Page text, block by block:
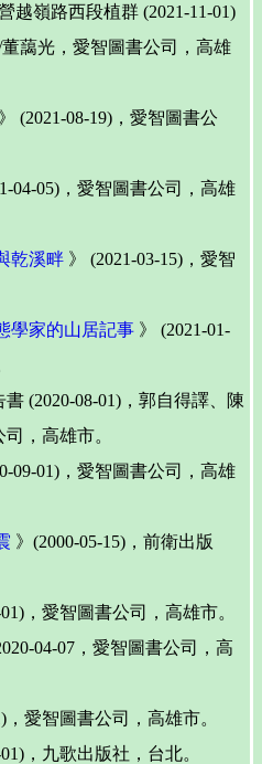
嶺路西段植群 (2021-11-01)
藹光，愛智圖書公司，高雄
》 (2021-08-19)，愛智圖書公
04-05)，愛智圖書公司，高雄
乾溪畔 》 (2021-03-15)，愛智
學家的山居記事 》 (2021-01-
(2020-08-01)，郭自得譯、陳
，高雄市。
09-01)，愛智圖書公司，高雄
》(2000-05-15)，前衛出版
，愛智圖書公司，高雄市。
04-07，愛智圖書公司，高
，愛智圖書公司，高雄市。
，九歌出版社，台北。